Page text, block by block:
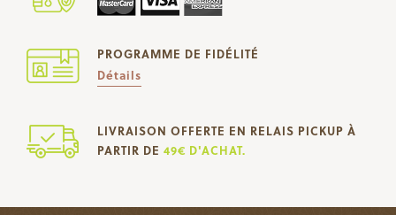
PROGRAMME DE FIDÉLITÉ
Détails
LIVRAISON OFFERTE EN RELAIS PICKUP À
PARTIR DE 49€ D'ACHAT.